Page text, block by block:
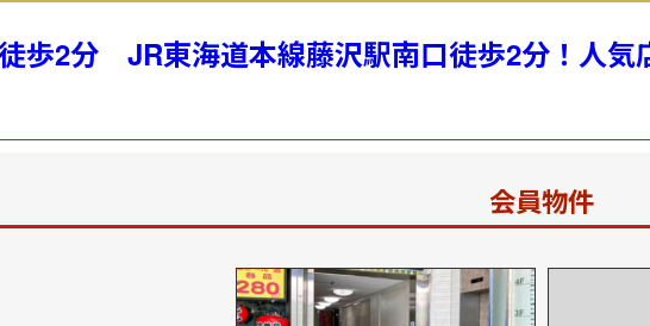
歩2分 JR東海道本線藤沢駅南口徒歩2分！人気
会員物件